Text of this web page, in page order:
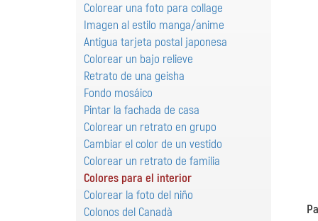
Colorear una foto para collage
Imagen al estilo manga/anime
Antigua tarjeta postal japonesa
Colorear un bajo relieve
Retrato de una geisha
Fondo mosáico
Pintar la fachada de casa
Colorear un retrato en grupo
Cambiar el color de un vestido
Colorear un retrato de familia
Colores para el interior
Colorear la foto del niño
Colonos del Canadà